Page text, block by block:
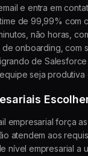
e entra em
de 99,99%
não horas,
onboarding, com
de
seja produtiva
empresarial força
atendem aos
nível empresarial a